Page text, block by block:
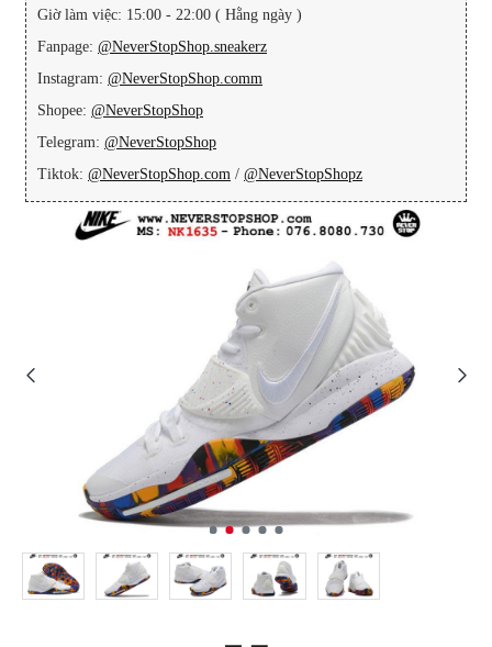
Giờ làm việc: 15:00 - 22:00 ( Hằng ngày )
Fanpage: @NeverStopShop.sneakerz
Instagram: @NeverStopShop.comm
Shopee: @NeverStopShop
Telegram: @NeverStopShop
Tiktok: @NeverStopShop.com / @NeverStopShopz